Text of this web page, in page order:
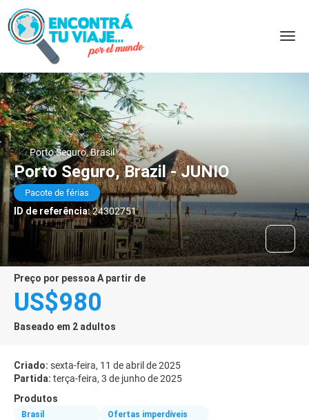
Porto Seguro, Brasil
Porto Seguro, Brazil - JUNIO
Pacote de férias
ID de referência:24302751
preço por pessoa A partir de
US$980
Baseado em 2 adultos
Criado: sexta-feira, 11 de abril de 2025
Partida: terça-feira, 3 de junho de 2025
Produtos
Brasil
Ofertas imperdíveis